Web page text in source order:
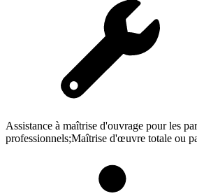
Assistance à maîtrise d'ouvrage pour les
professionnels;Maîtrise d'œuvre totale ou